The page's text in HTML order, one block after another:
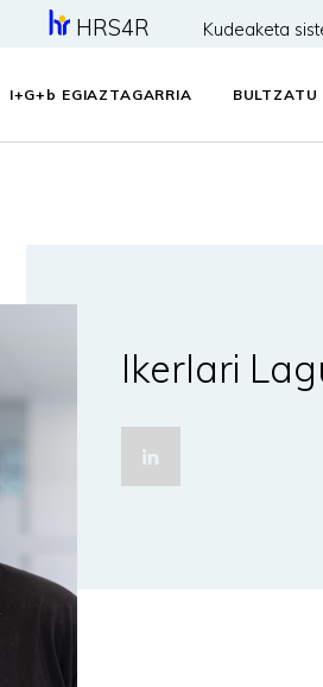
HRS4R Kudeaketa
I+G+ b EGIAZTAGARRIA BULTZATU
Ikerlari